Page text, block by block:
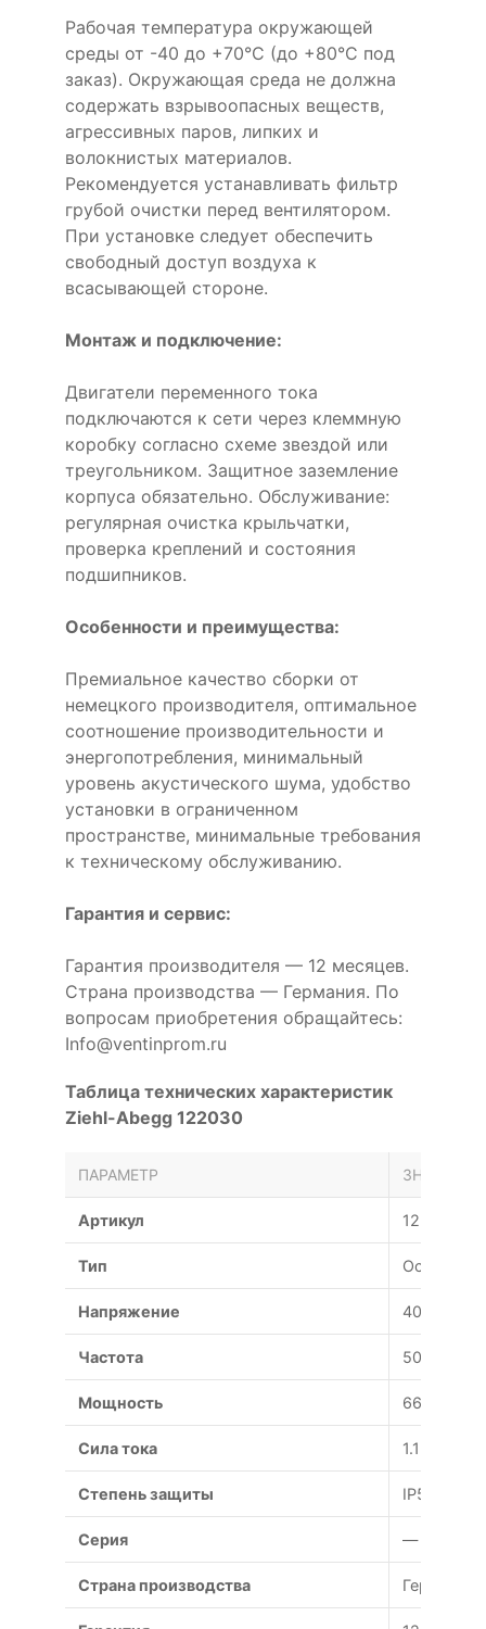
Рабочая температура окружающей
среды от -40 до +70°C (до +80°C под
заказ). Окружающая среда не должна
содержать взрывоопасных веществ,
агрессивных паров, липких и
волокнистых материалов.
Рекомендуется устанавливать фильтр
грубой очистки перед вентилятором.
При установке следует обеспечить
свободный доступ воздуха к
всасывающей стороне.
Монтаж и подключение:
Двигатели переменного тока
подключаются к сети через клеммную
коробку согласно схеме звездой или
треугольником. Защитное заземление
корпуса обязательно. Обслуживание:
регулярная очистка крыльчатки,
проверка креплений и состояния
подшипников.
Особенности и преимущества:
Премиальное качество сборки от
немецкого производителя, оптимальное
соотношение производительности и
энергопотребления, минимальный
уровень акустического шума, удобство
установки в ограниченном
пространстве, минимальные требования
к техническому обслуживанию.
Гарантия и сервис:
Гарантия производителя — 12 месяцев.
Страна производства — Германия. По
вопросам приобретения обращайтесь:
Info@ventinprom.ru
Таблица технических характеристик
Ziehl-Abegg 122030
ПАРАМЕТР ЗНАЧЕНИЕ
Артикул 122030
Тип Осевой
Напряжение 400 В
Частота 50 Гц
Мощность 660 Вт
Сила тока 1.15 А
Степень защиты IP54
Серия —
Страна производства Германия